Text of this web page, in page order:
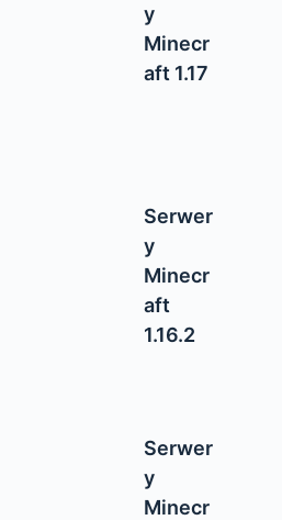
y
Minecr
aft 1.17
Serwer
y
Minecr
aft
1.16.2
Serwer
y
Minecr